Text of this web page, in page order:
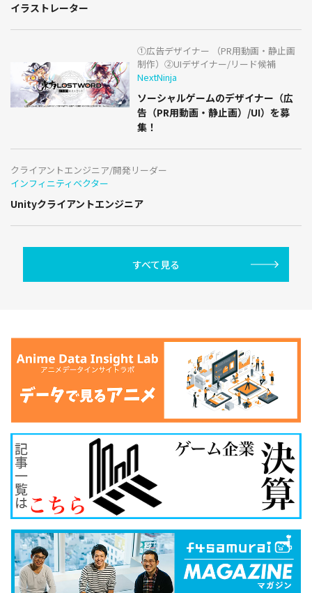
イラストレーター
①広告デザイナー （PR用動画・静止画
制作）②UIデザイナー/リード候補
NextNinja
ソーシャルゲームのデザイナー（広
告（PR用動画・静止画）/UI）を募
集！
クライアントエンジニア/開発リーダー
インフィニティベクター
Unityクライアントエンジニア
すべて見る